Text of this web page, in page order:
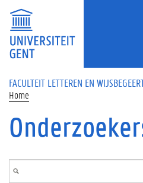
Overslaan en naar de inhoud gaan
FACULTEIT LETTEREN EN
Home